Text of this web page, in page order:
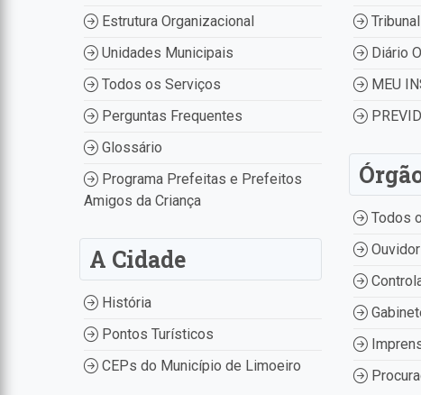
Estrutura Organizacional
Unidades Municipais
Todos os Serviços
Perguntas Frequentes
Glossário
Programa Prefeitas e Prefeitos
Amigos da Criança
A Cidade
História
Pontos Turísticos
CEPs do Município de Limoeiro
Diário
MEU
Todos